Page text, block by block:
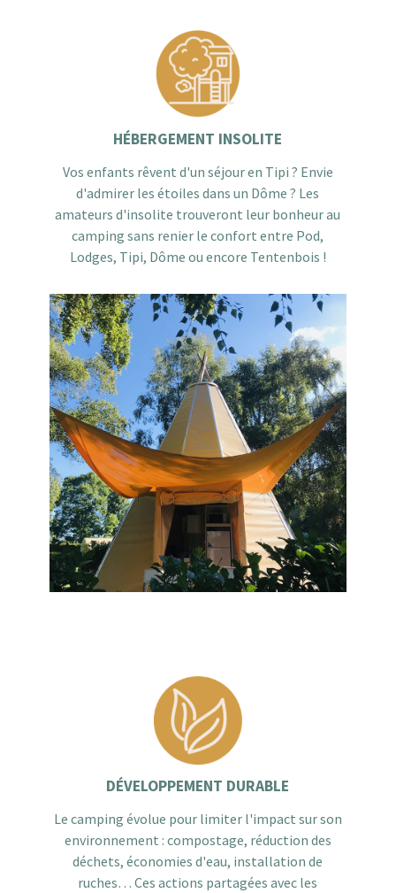
HÉBERGEMENT INSOLITE
Vos enfants rêvent d'un séjour en Tipi ? Envie
d'admirer les étoiles dans un Dôme ? Les
amateurs d'insolite trouveront leur bonheur au
camping sans renier le confort entre Pod,
Lodges, Tipi, Dôme ou encore Tentenbois !
DÉVELOPPEMENT DURABLE
Le camping évolue pour limiter l'impact sur son
environnement : compostage, réduction des
déchets, économies d'eau, installation de
ruches… Ces actions partagées avec les